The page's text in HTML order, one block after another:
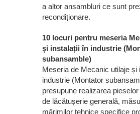
a altor ansambluri ce sunt
recondiționare.
10 locuri pentru meseria
și instalații în industrie
subansamble)
Meseria de Mecanic utilaje și
industrie (Montator
presupune realizarea
de lăcătușerie generală,
mărimilor tehnice specifice